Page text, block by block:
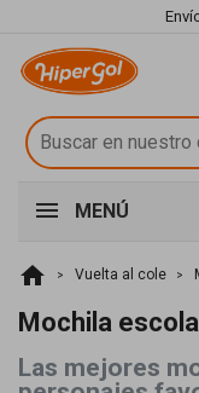
MENÚ
home Vuelta al cole
Mochila
Las mejores